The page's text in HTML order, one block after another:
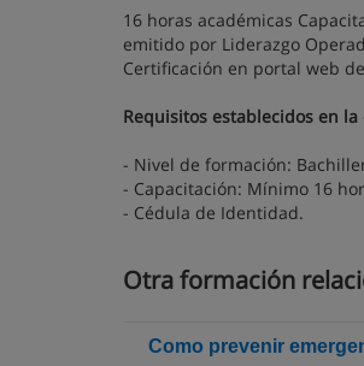
16 horas académicas
emitido por Liderazgo
Certificación en portal web de
Requisitos establecidos en
- Nivel de formación:
- Capacitación: Mínimo 16
- Cédula de Identidad.
Otra formación
Como prevenir